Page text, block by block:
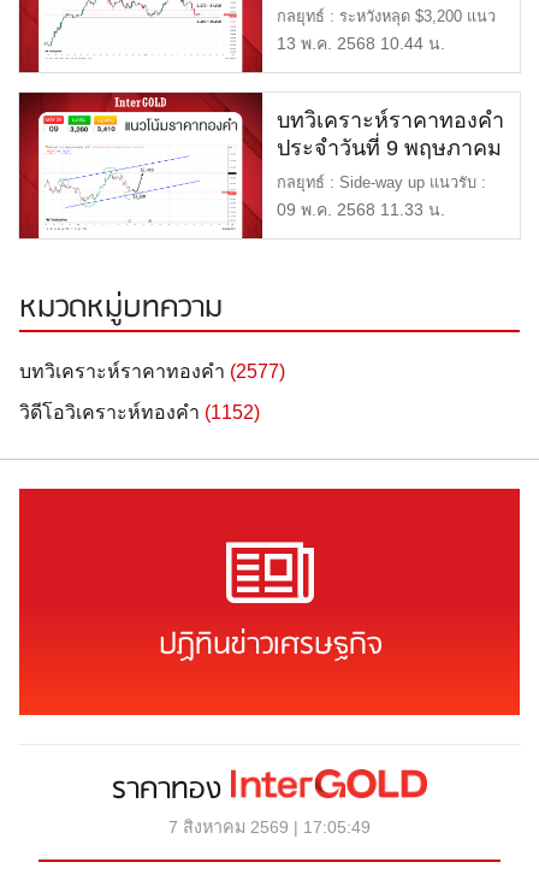
พฤษภาคม 2568
กลยุทธ์ : ระหวังหลุด $3,200 แนว
รับ : 3,200 หรือ 50,80 […]
13 พ.ค. 2568 10.44 น.
บทวิเคราะห์ราคาทองคำ
ประจำวันที่ 9 พฤษภาคม
2568
กลยุทธ์ : Side-way up แนวรับ :
3,260 หรือ 51,400 บาท […]
09 พ.ค. 2568 11.33 น.
หมวดหมู่บทความ
บทวิเคราะห์ราคาทองคำ (2577)
วิดีโอวิเคราะห์ทองคำ (1152)
ปฏิทินข่าวเศรษฐกิจ
ราคาทอง
7 สิงหาคม 2569 | 17:05:49